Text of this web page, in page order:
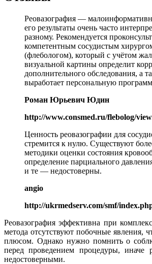
Реовазография —
его результаты очень часто
разному. Рекомендуется
компетентным сосудистым
(флебологом), который с учётом
визуальной картины определит
дополнительного обследования, а
выработает персональную
Роман Юрьевич Юдин
http://www.consmed.ru/flebolog/
Ценность реовазографии для
стремится к нулю. Существуют
методики оценки состояния
определение парциального
и те — недостоверны.
angio
http://ukrmedserv.com/smf/
Реовазография эффективна при
метода отсутствуют побочные явления,
плюсом. Однако нужно помнить о
перед проведением процедуры, иначе
недостоверными.